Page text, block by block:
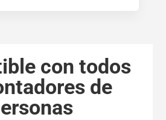
con todos
de